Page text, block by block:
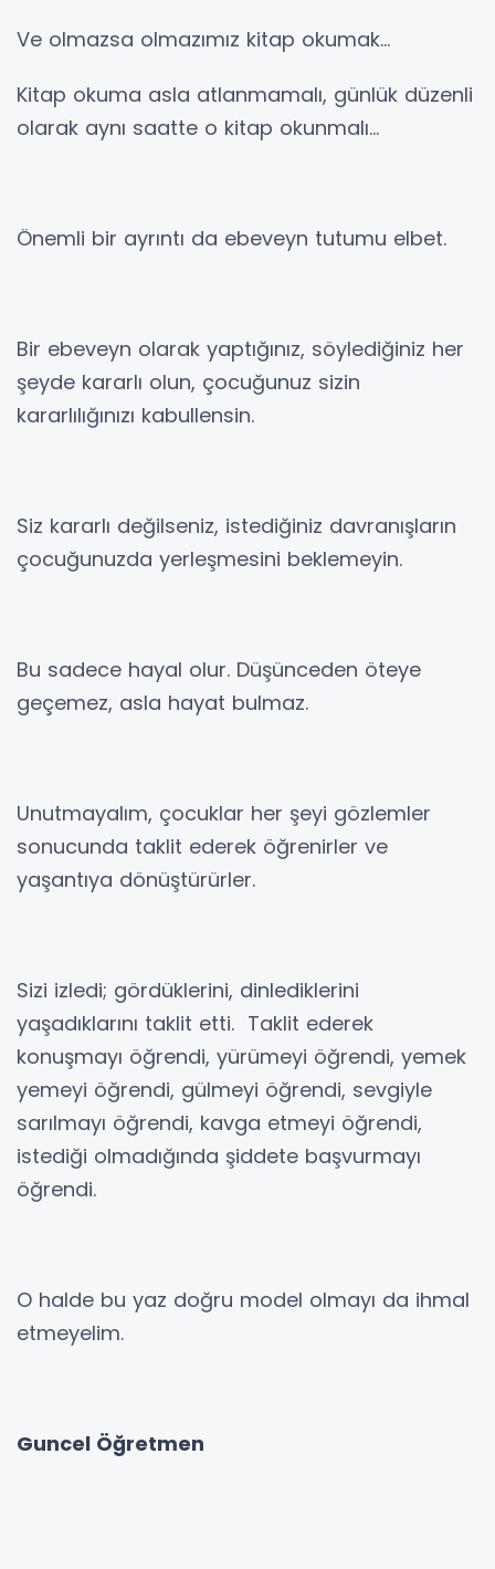
Ve olmazsa olmazımız kitap okumak...
Kitap okuma asla atlanmamalı, günlük düzenli
olarak aynı saatte o kitap okunmalı...
Önemli bir ayrıntı da ebeveyn tutumu elbet.
Bir ebeveyn olarak yaptığınız, söylediğiniz her
şeyde kararlı olun, çocuğunuz sizin
kararlılığınızı kabullensin.
Siz kararlı değilseniz, istediğiniz davranışların
çocuğunuzda yerleşmesini beklemeyin.
Bu sadece hayal olur. Düşünceden öteye
geçemez, asla hayat bulmaz.
Unutmayalım, çocuklar her şeyi gözlemler
sonucunda taklit ederek öğrenirler ve
yaşantıya dönüştürürler.
Sizi izledi; gördüklerini, dinlediklerini
yaşadıklarını taklit etti. Taklit ederek
konuşmayı öğrendi, yürümeyi öğrendi, yemek
yemeyi öğrendi, gülmeyi öğrendi, sevgiyle
sarılmayı öğrendi, kavga etmeyi öğrendi,
istediği olmadığında şiddete başvurmayı
öğrendi.
O halde bu yaz doğru model olmayı da ihmal
etmeyelim.
Guncel Öğretmen